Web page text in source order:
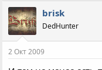
brisk
DedHunter
2 Окт 2009